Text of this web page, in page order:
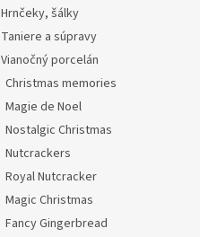
Hrnčeky, šálky
Taniere a súpravy
Vianočný porcelán
Christmas memories
Magie de Noel
Nostalgic Christmas
Nutcrackers
Royal Nutcracker
Magic Christmas
Fancy Gingerbread